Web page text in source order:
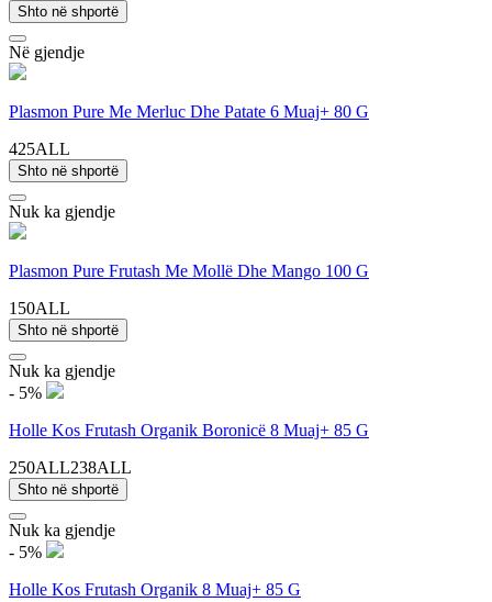
Shto në shportë
Në gjendje
Plasmon Pure Me Merluc Dhe Patate 6 Muaj+ 80 G
425ALL
Shto në shportë
Nuk ka gjendje
Plasmon Pure Frutash Me Mollë Dhe Mango 100 G
150ALL
Shto në shportë
Nuk ka gjendje
- 5%
Holle Kos Frutash Organik Boronicë 8 Muaj+ 85 G
250ALL238ALL
Shto në shportë
Nuk ka gjendje
- 5%
Holle Kos Frutash Organik 8 Muaj+ 85 G